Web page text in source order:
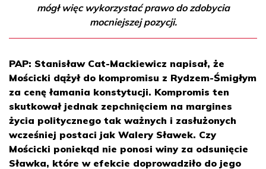
mógł więc wykorzystać prawo do zdobycia
mocniejszej pozycji.
PAP: Stanisław Cat-Mackiewicz napisał, że
Mościcki dążył do kompromisu z Rydzem-Śmigłym
za cenę łamania konstytucji. Kompromis ten
skutkował jednak zepchnięciem na margines
życia politycznego tak ważnych i zasłużonych
wcześniej postaci jak Walery Sławek. Czy
Mościcki poniekąd nie ponosi winy za odsunięcie
Sławka, które w efekcie doprowadziło do jego